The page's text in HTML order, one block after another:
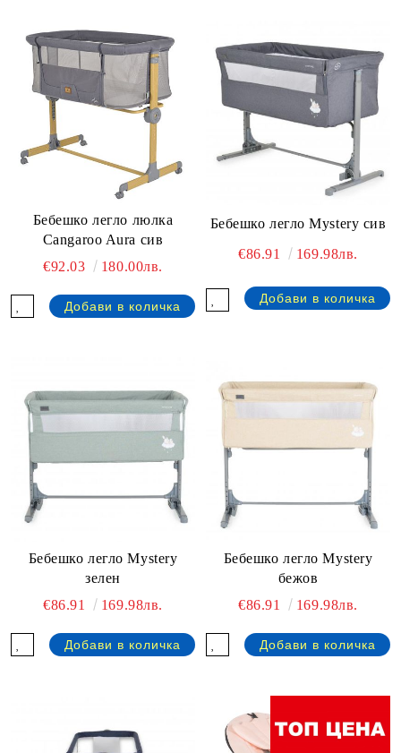
Бебешко легло люлка
Cangaroo Aura сив
€92.03
180.00лв.
Бебешко легло Mystery сив
€86.91 169.98лв.
Бебешко легло Mystery
зелен
€86.91
169.98лв.
Бебешко легло Mystery
бежов
€86.91
169.98лв.